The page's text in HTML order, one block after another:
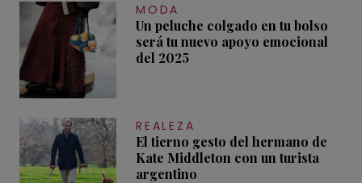
MODA
Un peluche colgado en tu bolso
será tu nuevo apoyo emocional
del 2025
REALEZA
El tierno gesto del hermano de
Kate Middleton con un turista
argentino